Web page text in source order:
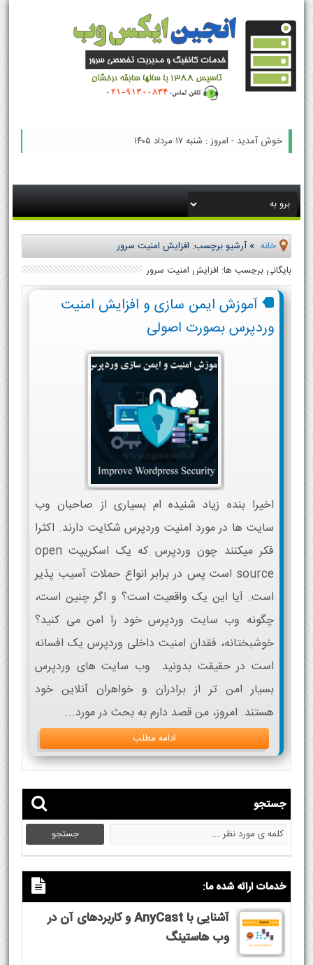
خوش آمدید - امروز : شنبه ۱۷ مرداد ۱۴۰۵
خانه »آرشیو برچسب: افزایش امنیت سرور
بایگانی برچسب ها: افزایش امنیت سرور
آموزش ایمن سازی و افزایش امنیت
وردپرس بصورت اصولی
اخیرا بنده زیاد شنیده ام بسیاری از صاحبان وب
سایت ها در مورد امنیت وردپرس شکایت دارند. اکثرا
فکر میکنند چون وردپرس که یک اسکریپت open
source است پس در برابر انواع حملات آسیب پذیر
است. آیا این یک واقعیت است؟ و اگر چنین است،
چگونه وب سایت وردپرس خود را امن می کنید؟
خوشبختانه، فقدان امنیت داخلی وردپرس یک افسانه
است در حقیقت بدونید وب سایت های وردپرس
بسیار امن تر از برادران و خواهران آنلاین خود
هستند. امروز، من قصد دارم به بحث در مورد...
ادامه مطلب
جستجو
خدمات ارائه شده ما:
آشنایی با AnyCast و کاربردهای آن در
وب هاستینگ